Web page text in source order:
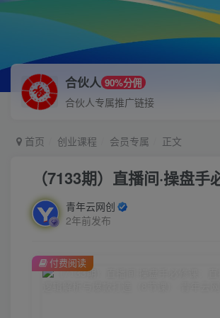
合伙人 90%分佣
合伙人专属推广链接
首页 创业课程 会员专属 正文
（7133期）直播间·操盘
青年云网创
2年前发布
付费阅读